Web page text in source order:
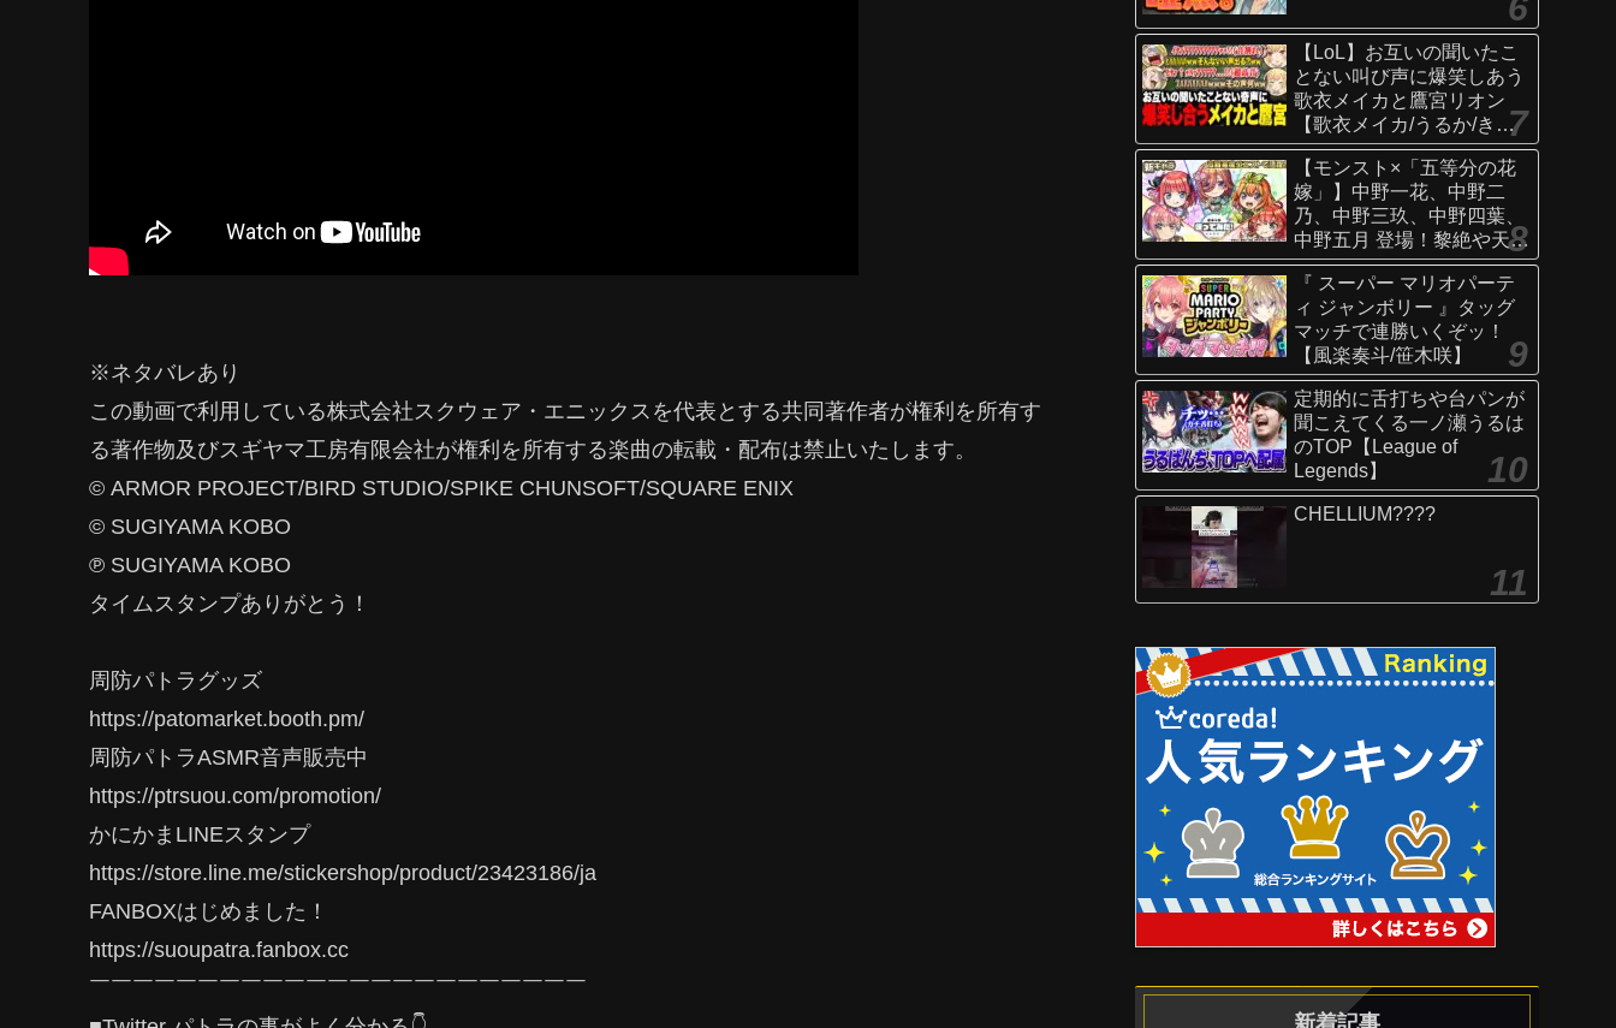
※ネタバレあり
この動画で利用している株式会社スクウェア・エニックスを代表とする共同著作者が権利を所有す
る著作物及びスギヤマ工房有限会社が権利を所有する楽曲の転載・配布は禁止いたします。
© ARMOR PROJECT/BIRD STUDIO/SPIKE CHUNSOFT/SQUARE ENIX
© SUGIYAMA KOBO
℗ SUGIYAMA KOBO
タイムスタンプありがとう！
周防パトラグッズ
https://patomarket.booth.pm/
周防パトラASMR音声販売中
https://ptrsuou.com/promotion/
かにかまLINEスタンプ
https://store.line.me/stickershop/product/23423186/ja
FANBOXはじめました！
https://suoupatra.fanbox.cc
￣￣￣￣￣￣￣￣￣￣￣￣￣￣￣￣￣￣￣￣￣￣￣
【LoL】お互いの聞いたこ
とない叫び声に爆笑しあう
歌衣メイカと鷹宮リオン
【歌衣メイカ/うるか/きな
こ/ありさか/鷹宮リオン】
【モンスト×「五等分の花
嫁」】中野一花、中野二
乃、中野三玖、中野四葉、
中野五月 登場！黎絶や天魔
の孤城〜空中庭園〜などで
活躍！オリジナルSSにも注
目！【新キャラ使ってみた
｜モンスト公式】
『 スーパー マリオパーテ
ィ ジャンボリー 』タッグ
マッチで連勝いくぞッ！
【風楽奏斗/笹木咲】
定期的に舌打ちや台パンが
聞こえてくる一ノ瀬うるは
のTOP【League of
Legends】
CHELLIUM????